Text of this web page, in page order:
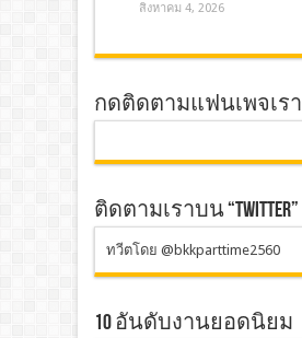
สิงหาคม 4, 2026
กดติดตามแฟนเพจเรา
ติดตามเราบน “TWITTER”
ทวีตโดย @bkkparttime2560
10 อันดับงานยอดนิยม